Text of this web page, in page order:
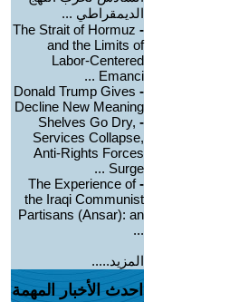
الديمقراطي ...
-
The Strait of Hormuz
and the Limits of
Labor-Centered
Emanci ...
-
Donald Trump Gives
Decline New Meaning
-
Shelves Go Dry,
Services Collapse,
Anti-Rights Forces
Surge ...
-
The Experience of
the Iraqi Communist
Partisans (Ansar): an
...
المزيد.....
احدث الأخبار المهمة